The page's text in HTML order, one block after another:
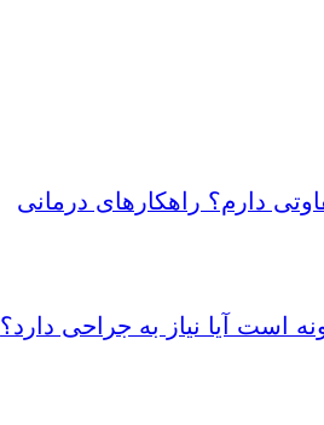
دارم؟ راهکارهای درمانی
آیا نیاز به جراحی دارد؟